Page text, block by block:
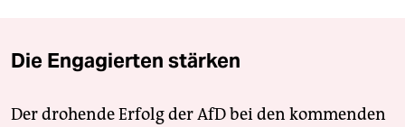
Die Engagierten stärken
Der drohende Erfolg der AfD bei den kommenden